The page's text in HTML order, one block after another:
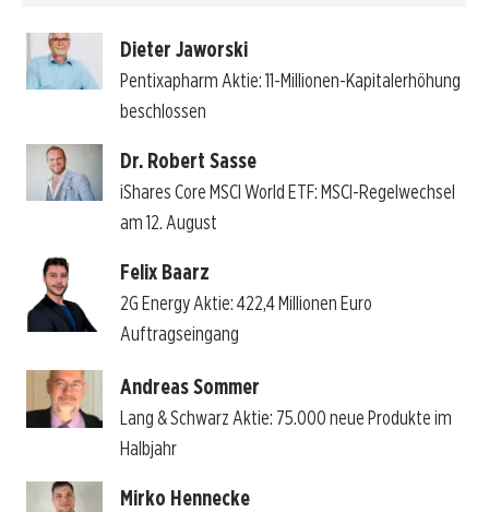
Dieter Jaworski
Pentixapharm Aktie: 11-Millionen-Kapitalerhöhung
beschlossen
Dr. Robert Sasse
iShares Core MSCI World ETF: MSCI-Regelwechsel
am 12. August
Felix Baarz
2G Energy Aktie: 422,4 Millionen Euro
Auftragseingang
Andreas Sommer
Lang & Schwarz Aktie: 75.000 neue Produkte im
Halbjahr
Mirko Hennecke